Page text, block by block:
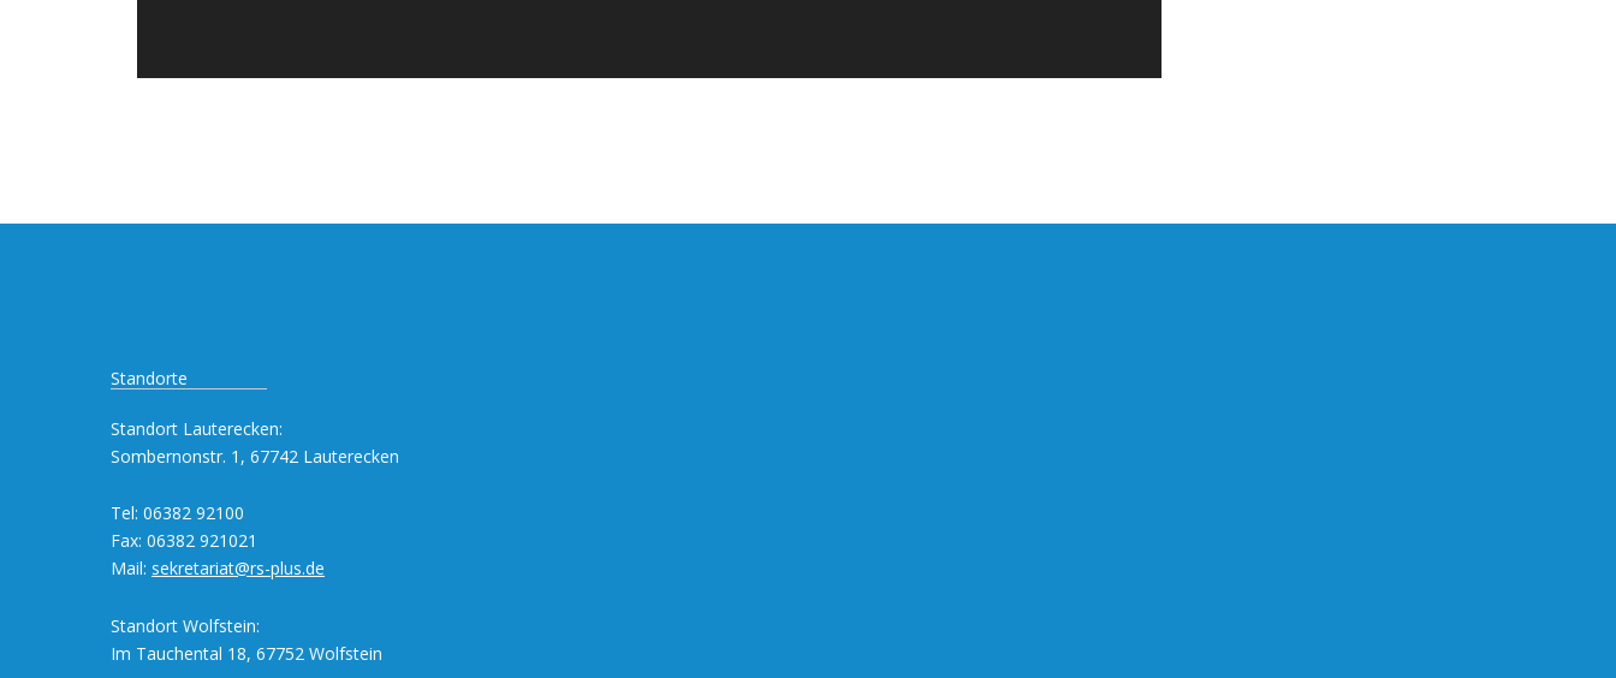
Standorte
Standort Lauterecken:
Sombernonstr. 1, 67742 Lauterecken
Tel: 06382 92100
Fax: 06382 921021
Mail: sekretariat@rs-plus.de
Standort Wolfstein:
Im Tauchental 18, 67752 Wolfstein